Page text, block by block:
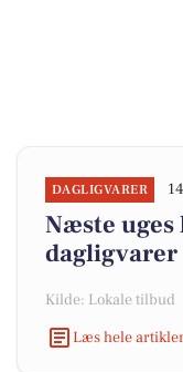
DAGLIGVARER
Næste
dagligvarer
Kilde: Lokale tilbud
Læs hele